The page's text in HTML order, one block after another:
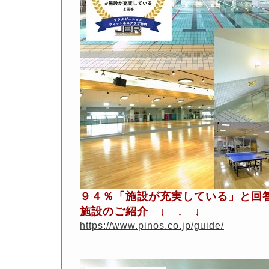
９４％「施設が充実している」と回
施設のご紹介 ↓ ↓ ↓
https://www.pinos.co.jp/guide/